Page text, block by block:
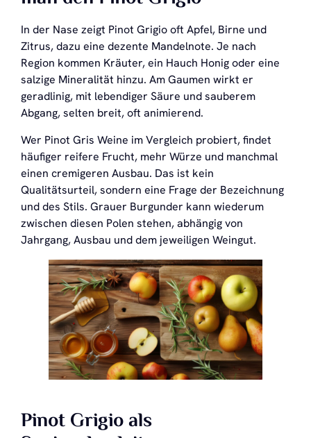
In der Nase zeigt Pinot Grigio oft Apfel, Birne und
Zitrus, dazu eine dezente Mandelnote. Je nach
Region kommen Kräuter, ein Hauch Honig oder eine
salzige Mineralität hinzu. Am Gaumen wirkt er
geradlinig, mit lebendiger Säure und sauberem
Abgang, selten breit, oft animierend.
Wer Pinot Gris Weine im Vergleich probiert, findet
häufiger reifere Frucht, mehr Würze und manchmal
einen cremigeren Ausbau. Das ist kein
Qualitätsurteil, sondern eine Frage der Bezeichnung
und des Stils. Grauer Burgunder kann wiederum
zwischen diesen Polen stehen, abhängig von
Jahrgang, Ausbau und dem jeweiligen Weingut.
Pinot Grigio als